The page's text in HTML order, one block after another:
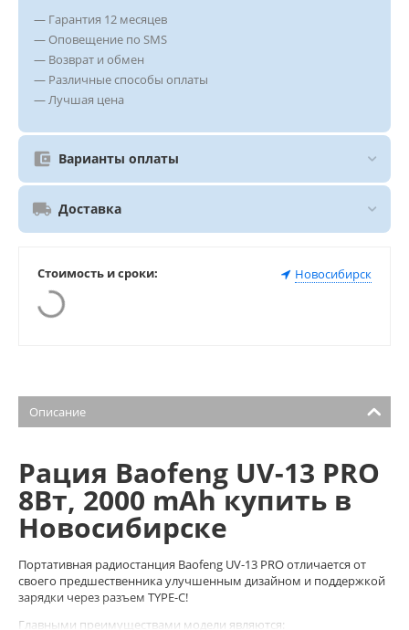
— Гарантия 12 месяцев
— Оповещение по SMS
— Возврат и обмен
— Различные способы оплаты
— Лучшая цена
Варианты оплаты
Доставка
Стоимость и сроки: Новосибирск
Описание
Рация Baofeng UV-13 PRO
8Вт, 2000 mAh купить в
Новосибирске
Портативная радиостанция Baofeng UV-13 PRO отличается от
своего предшественника улучшенным дизайном и поддержкой
зарядки через разъем TYPE-C!
Главными преимуществами модели являются: